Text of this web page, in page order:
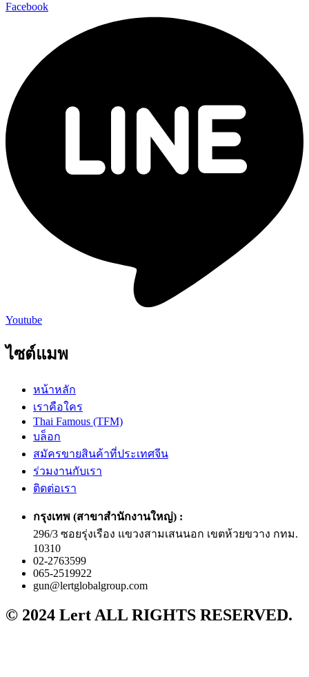
Facebook
Youtube
ไซต์แมพ
หน้าหลัก
เราคือใคร
Thai Famous (TFM)
บล็อก
สมัครขายสินค้าที่ประเทศจีน
ร่วมงานกับเรา
ติดต่อเรา
กรุงเทพ (สาขาสำนักงานใหญ่) :
296/3 ซอยรุ่งเรือง แขวงสามเสนนอก เขตห้วยขวาง กทม.
10310
02-2763599
065-2519922
gun@lertglobalgroup.com
© 2024 Lert ALL RIGHTS RESERVED.